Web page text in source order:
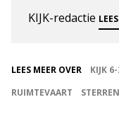
KIJK-redactie
LEES MEER OVER KIJK
RUIMTEVAART